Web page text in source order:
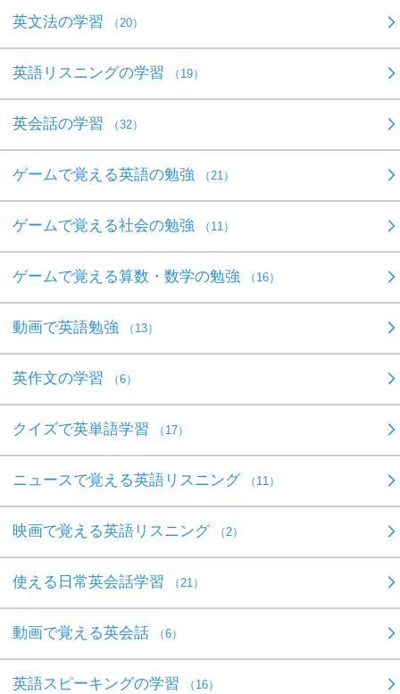
英文法の学習 （20）
英語リスニングの学習 （19）
英会話の学習 （32）
ゲームで覚える英語の勉強 （21）
ゲームで覚える社会の勉強 （11）
ゲームで覚える算数・数学の勉強 （16）
動画で英語勉強 （13）
英作文の学習 （6）
クイズで英単語学習 （17）
ニュースで覚える英語リスニング （11）
映画で覚える英語リスニング （2）
使える日常英会話学習 （21）
動画で覚える英会話 （6）
英語スピーキングの学習 （16）